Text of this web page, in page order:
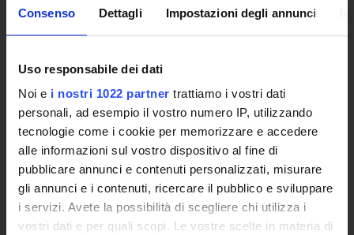
Consenso Dettagli Impostazioni degli annunci
Uso responsabile dei dati
Noi e i nostri 1022 partner trattiamo i vostri dati
personali, ad esempio il vostro numero IP, utilizzando
tecnologie come i cookie per memorizzare e accedere
alle informazioni sul vostro dispositivo al fine di
pubblicare annunci e contenuti personalizzati, misurare
gli annunci e i contenuti, ricercare il pubblico e sviluppare
i servizi. Avete la possibilità di scegliere chi utilizza i
vostri dati e per quali scopi. Le vostre scelte in materia di
Degree Courses
Advanced training courses
Qualifying educational programs for initial teacher training,
DPCM 4/8/23
Certifications
Individual Courses
Mondo Scuola post graduate training and qualifying
educational programs
Courses
Teaching Programmes